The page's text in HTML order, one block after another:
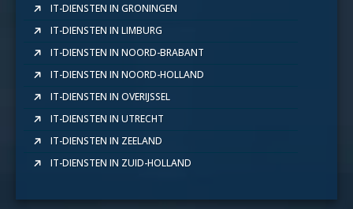
IT-DIENSTEN IN GRONINGEN
IT-DIENSTEN IN LIMBURG
IT-DIENSTEN IN NOORD-BRABANT
IT-DIENSTEN IN NOORD-HOLLAND
IT-DIENSTEN IN OVERIJSSEL
IT-DIENSTEN IN UTRECHT
IT-DIENSTEN IN ZEELAND
IT-DIENSTEN IN ZUID-HOLLAND